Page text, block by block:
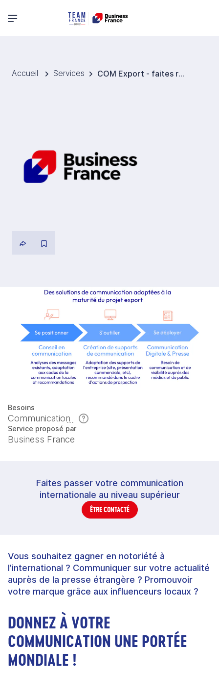
Menu principal
Accueil Services COM Export - faites rayonner votre marque à l’international avec la Team France Export
Besoins
Communication
Service proposé par
Business France
Faites passer votre communication
internationale au niveau supérieur
ÊTRE CONTACTÉ
Vous souhaitez gagner en notoriété à
l’international ? Communiquer sur votre actualité
auprès de la presse étrangère ? Promouvoir
votre marque grâce aux influenceurs locaux ?
DONNEZ À VOTRE
COMMUNICATION UNE PORTÉE
MONDIALE !